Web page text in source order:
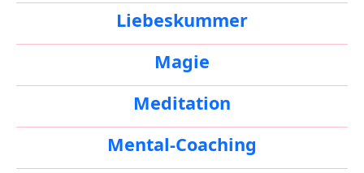
Liebeskummer
Magie
Meditation
Mental-Coaching